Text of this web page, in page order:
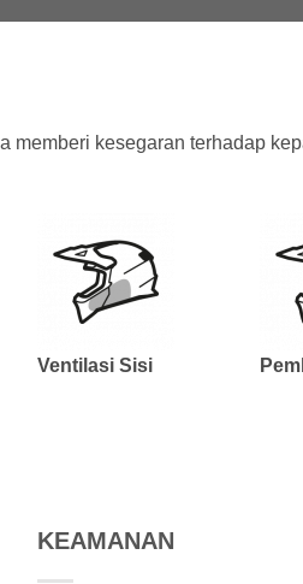
kesegaran terhadap
Ventilasi Sisi
KEAMANAN